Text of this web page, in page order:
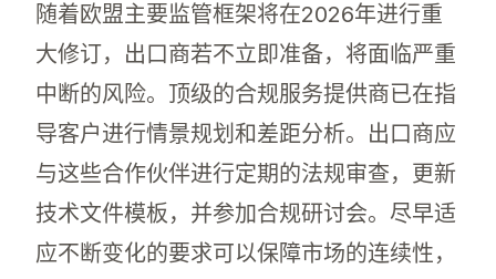
随着欧盟主要监管框架将在2026年进行重
大修订，出口商若不立即准备，将面临严重
中断的风险。顶级的合规服务提供商已在指
导客户进行情景规划和差距分析。出口商应
与这些合作伙伴进行定期的法规审查，更新
技术文件模板，并参加合规研讨会。尽早适
应不断变化的要求可以保障市场的连续性，